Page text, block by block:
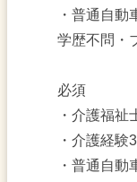
・普通自動
学歴不問・
必須
・介護福
・介護経験
・普通自動